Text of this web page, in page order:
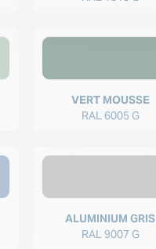
VERT MOUSSE
RAL 6005 G
ALUMINIUM GRIS
RAL 9007 G